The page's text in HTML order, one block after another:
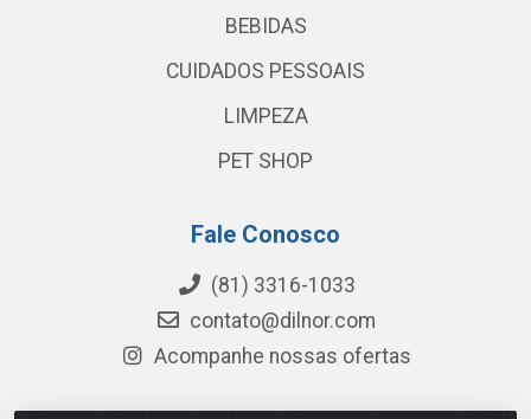
BEBIDAS
CUIDADOS PESSOAIS
LIMPEZA
PET SHOP
Fale Conosco
(81) 3316-1033
contato@dilnor.com
Acompanhe nossas ofertas